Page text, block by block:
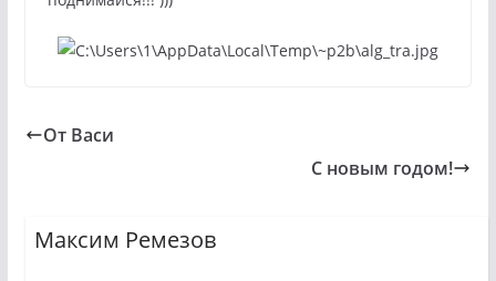
От Васи
С новым годом!
Максим Ремезов